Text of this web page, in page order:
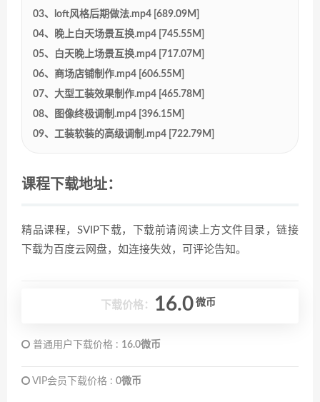
03、loft风格后期做法.mp4 [689.09M]
04、晚上白天场景互换.mp4 [745.55M]
05、白天晚上场景互换.mp4 [717.07M]
06、商场店铺制作.mp4 [606.55M]
07、大型工装效果制作.mp4 [465.78M]
08、图像终极调制.mp4 [396.15M]
09、工装软装的高级调制.mp4 [722.79M]
课程下载地址：
精品课程，SVIP下载，下载前请阅读上方文件目录，链接
下载为百度云网盘，如连接失效，可评论告知。
下载价格： 16.0 微币
普通用户下载价格 : 16.0微币
VIP会员下载价格 : 0微币